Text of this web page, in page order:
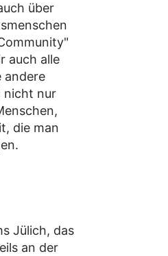
über
auch alle
andere
nicht nur
die man
Jülich, das
an der